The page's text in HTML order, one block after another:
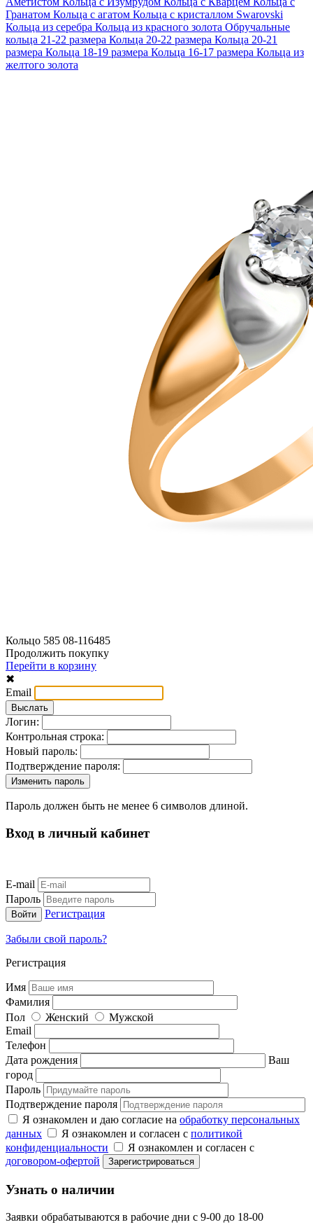
Гранатом Кольца с агатом Кольца с кристаллом Swarovski
Кольца из серебра Кольца из красного золота Обручальные
кольца 21-22 размера Кольца 20-22 размера Кольца 20-21
размера Кольца 18-19 размера Кольца 16-17 размера Кольца из
желтого золота
Кольцо 585 08-116485
Продолжить покупку
Перейти в корзину
✖
Email
Логин:
Контрольная строка:
Новый пароль:
Подтверждение пароля:
Пароль должен быть не менее 6 символов длиной.
Вход в личный кабинет
E-mail
Пароль
Регистрация
Забыли свой пароль?
Регистрация
Имя
Фамилия
Пол
Женский
Мужской
Email
Телефон
Дата рождения
Ваш
город
Пароль
Подтверждение пароля
Я ознакомлен и даю согласие на обработку персональных
данных
Я ознакомлен и согласен с политикой
конфиденциальности
Я ознакомлен и согласен с
договором-офертой
Узнать о наличии
Заявки обрабатываются в рабочие дни с 9-00 до 18-00